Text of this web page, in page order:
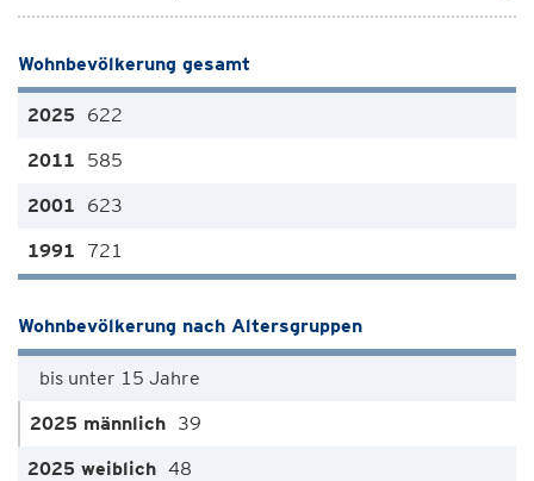
Wohnbevölkerung gesamt
622
585
623
721
Wohnbevölkerung nach Altersgruppen
bis unter 15 Jahre
39
48